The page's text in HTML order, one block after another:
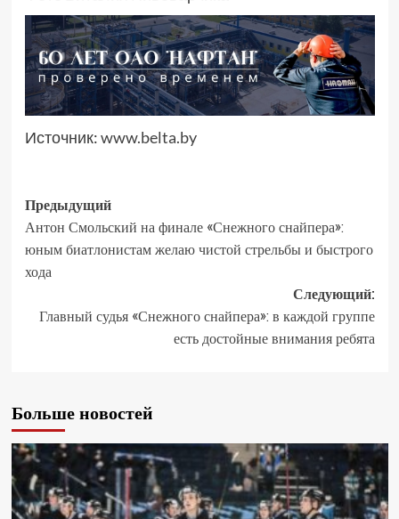
Источник:www.belta.by
Предыдущий
Антон Смольский на финале «Снежного снайпера»:
юным биатлонистам желаю чистой стрельбы и быстрого
хода
Следующий:
Главный судья «Снежного снайпера»: в каждой группе
есть достойные внимания ребята
Больше новостей